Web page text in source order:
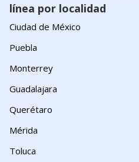
línea por localidad
Ciudad de México
Puebla
Monterrey
Guadalajara
Querétaro
Mérida
Toluca